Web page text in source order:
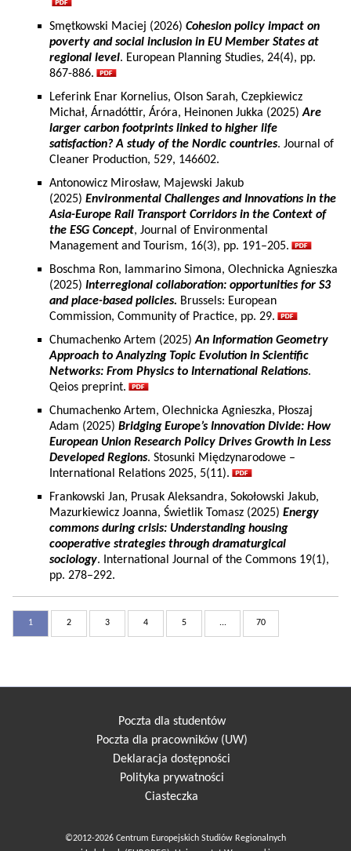
Smętkowski Maciej (2026) Cohesion policy impact on
poverty and social inclusion in EU Member States at
regional level. European Planning Studies, 24(4), pp.
867-886.
Leferink Enar Kornelius, Olson Sarah, Czepkiewicz
Michał, Árnadóttir, Áróra, Heinonen Jukka (2025)Are
larger carbon footprints linked to higher life
satisfaction? A study of the Nordic countries. Journal of
Cleaner Production, 529, 146602.
Antonowicz Mirosław, Majewski Jakub
(2025) Environmental Challenges and Innovations in the
Asia-Europe Rail Transport Corridors in the Context of
the ESG Concept, Journal of Environmental
Management and Tourism, 16(3), pp. 191–205.
Boschma Ron, Iammarino Simona, Olechnicka Agnieszka
(2025) Interregional collaboration: opportunities for S3
and place-based policies. Brussels: European
Commission, Community of Practice, pp. 29.
Chumachenko Artem (2025)An Information Geometry
Approach to Analyzing Topic Evolution in Scientific
Networks: From Physics to International Relations.
Qeios preprint.
Chumachenko Artem, Olechnicka Agnieszka, Płoszaj
Adam (2025) Bridging Europe’s Innovation Divide: How
European Union Research Policy Drives Growth in Less
Developed Regions. Stosunki Międzynarodowe –
International Relations 2025, 5(11).
Frankowski Jan, Prusak Aleksandra, Sokołowski Jakub,
Mazurkiewicz Joanna, Świetlik Tomasz (2025) Energy
commons during crisis: Understanding housing
cooperative strategies through dramaturgical
sociology. International Journal of the Commons 19(1),
pp. 278–292.
1 2 3 4 5 ... 70
Poczta dla studentów
Poczta dla pracowników (UW)
Deklaracja dostępności
Polityka prywatności
Ciasteczka
©2012-2026 Centrum Europejskich Studiów Regionalnych